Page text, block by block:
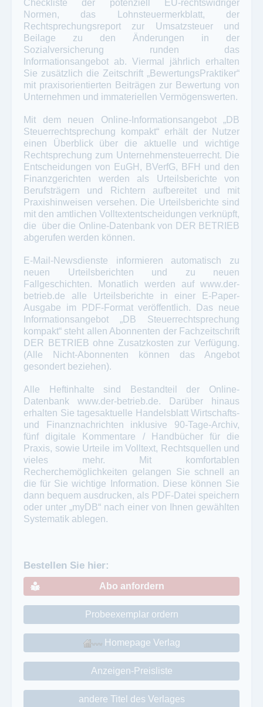
Checkliste der potenziell EU-rechtswidriger
Normen, das Lohnsteuermerkblatt, der
Rechtsprechungsreport zur Umsatzsteuer und
Beilage zu den Änderungen in der
Sozialversicherung runden das
Informationsangebot ab. Viermal jährlich erhalten
Sie zusätzlich die Zeitschrift „BewertungsPraktiker“
mit praxisorientierten Beiträgen zur Bewertung von
Unternehmen und immateriellen Vermögenswerten.
Mit dem neuen Online-Informationsangebot „DB
Steuerrechtsprechung kompakt“ erhält der Nutzer
einen Überblick über die aktuelle und wichtige
Rechtsprechung zum Unternehmensteuerrecht. Die
Entscheidungen von EuGH, BVer­fG, BFH und den
Finanzgerichten werden als Urteilsberichte von
Berufsträgern und Richtern aufbereitet und mit
Praxishinweisen versehen. Die Urteilsberichte sind
mit den amtlichen Volltextentscheidungen verknüpft,
die über die Online-Datenbank von DER BETRIEB
abgerufen werden können.
E-Mail-Newsdienste informieren automatisch zu
neuen Urteilsberichten und zu neuen
Fallgeschichten. Monatlich werden auf www.der-
betrieb.de alle Urteilsberichte in einer E-Paper-
Ausgabe im PDF-Format veröffentlich. Das neue
Informationsangebot „DB Steuerrechtsprechung
kompakt“ steht allen Abonnenten der Fachzeitschrift
DER BETRIEB ohne Zusatzkosten zur Verfügung.
(Alle Nicht-Abonnenten können das Angebot
gesondert beziehen).
Alle Heftinhalte sind Bestandteil der Online-
Datenbank www.der-betrieb.de. Darüber hinaus
erhalten Sie tagesaktuelle Handelsblatt Wirtschafts-
und Finanznachrichten inklusive 90-Tage-Archiv,
fünf digitale Kommentare / Handbücher für die
Praxis, sowie Urteile im Volltext, Rechtsquellen und
vieles mehr. Mit komfortablen
Recherchemöglichkeiten gelangen Sie schnell an
die für Sie wichtige Information. Diese können Sie
dann bequem ausdrucken, als PDF-Datei speichern
oder unter „myDB“ nach einer von Ihnen gewählten
Systematik ablegen.
Bestellen Sie hier:
Abo anfordern
Probeexemplar ordern
Homepage Verlag
Anzeigen-Preisliste
andere Titel des Verlages